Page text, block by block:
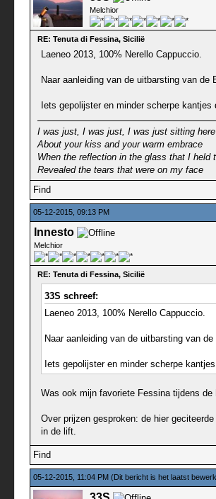
Melchior
RE: Tenuta di Fessina, Sicilië
Laeneo 2013, 100% Nerello Cappuccio.
Naar aanleiding van de uitbarsting van
Iets gepolijster en minder scherpe
I was just, I was just, I was just sitting
About your kiss and your warm embrace
When the reflection in the glass that I held
Revealed the tears that were on my face
Find
05-12-2015, 09:13 PM
Innesto
Melchior
RE: Tenuta di Fessina, Sicilië
33S schreef:
Laeneo 2013, 100% Nerello Cappuccio.
Naar aanleiding van de uitbarsting van
Iets gepolijster en minder scherpe
Was ook mijn favoriete Fessina tijdens
Over prijzen gesproken: de hier
in de lift.
Find
05-12-2015, 11:04 PM (Dit bericht is het laatst